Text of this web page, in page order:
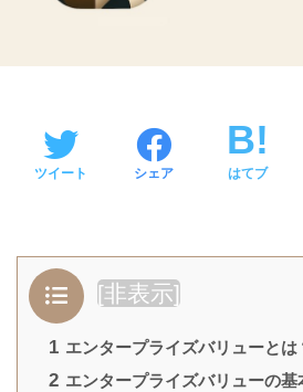
ツイート シェア はてブ
[非表示]
1 エンタープライズバリューとは
2 エンタープライズバリューの基